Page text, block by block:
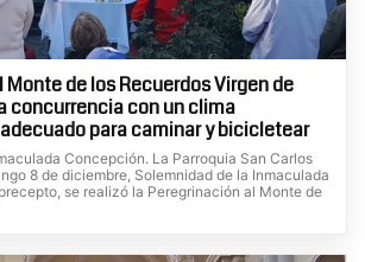
de los Recuerdos Virgen de
concurrencia con un clima
para caminar y bicicletear
Concepción. La Parroquia San Carlos
8 de diciembre, Solemnidad de la Inmaculada
se realizó la Peregrinación al Monte de